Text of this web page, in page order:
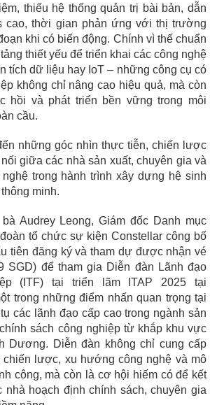
thiếu hệ thống quản trị bài bản, dẫn
cao, thời gian phản ứng với thị trường
khi có biến động. Chính vì thếchuẩn
thiết yếu để triển khai các công nghệ
tích dữ liệu hay IoT – những công cụ có
không chỉ nâng cao hiệu quả, mà còn
hồi và phát triển bền vững trong môi
cầu.
những góc nhìn thực tiễn, chiến lược
giữa các nhà sản xuất, chuyên gia và
trong hành trình xây dựng hệ sinh
minh.
bà Audrey Leong, Giám đốc Danh mục
tổ chức sự kiện Constellar công bố
tiên đăng ký và tham dự được nhận vé
SGD) để tham gia Diễn đàn Lãnh đạo
(ITF) tại triển lãm ITAP 2025 tại
trong những điểm nhấn quan trọng tại
các lãnh đạo cấp cao trong ngành sản
sách công nghiệp từ khắp khu vực
Dương. Diễn đàn không chỉ cung cấp
chiến lược, xu hướng công nghệ và mô
công, mà còn là cơ hội hiếm có để kết
hoạch định chính sách, chuyên gia